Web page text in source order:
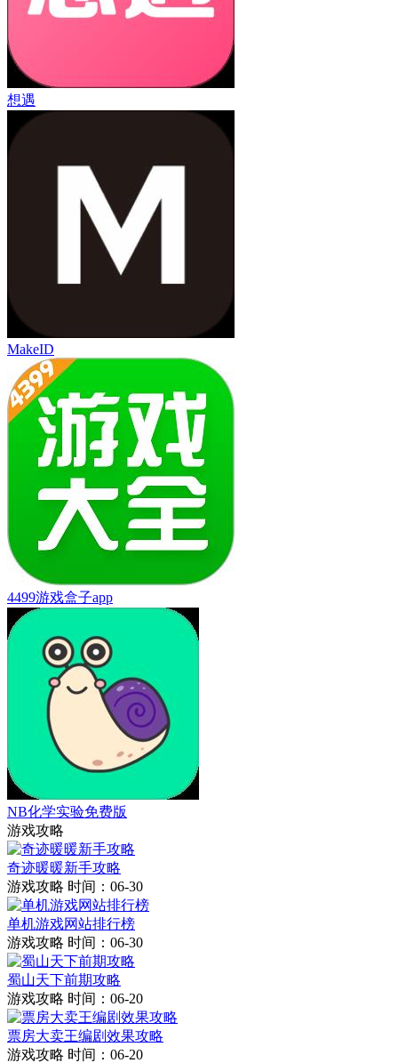
想遇
MakeID
4499游戏盒子app
NB化学实验免费版
游戏攻略
奇迹暖暖新手攻略
游戏攻略 时间：06-30
单机游戏网站排行榜
游戏攻略 时间：06-30
蜀山天下前期攻略
游戏攻略 时间：06-20
票房大卖王编剧效果攻略
游戏攻略 时间：06-20